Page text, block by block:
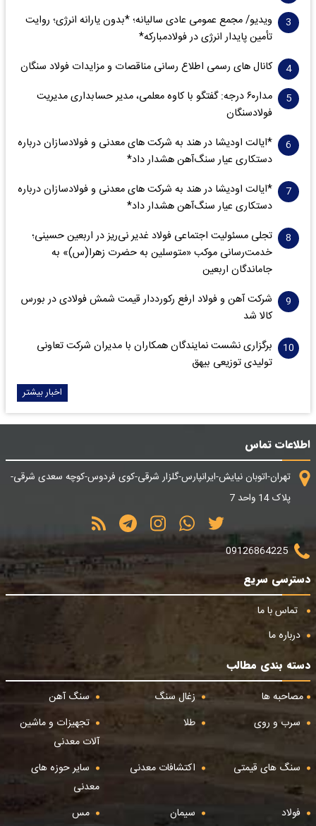
ویدیو/ مجمع عمومی عادی سالیانه؛ *بدون یارانه انرژی؛ روایت
تأمین پایدار انرژی در فولادمبارکه*
کانال های رسمی اطلاع رسانی مناقصات و مزایدات فولاد سنگان
مدار‌۶٠ درجه: گفتگو با کاوه معلمی، مدیر حسابداری مدیریت
فولادسنگان
*ایالت اودیشا در هند به شرکت های معدنی و فولادسازان درباره
دستکاری عیار سنگ‌آهن هشدار داد*
*ایالت اودیشا در هند به شرکت های معدنی و فولادسازان درباره
دستکاری عیار سنگ‌آهن هشدار داد*
تجلی مسئولیت اجتماعی فولاد غدیر نی‌ریز در اربعین حسینی؛
خدمت‌رسانی موکب «متوسلین به حضرت زهرا(س)» به
جاماندگان اربعین
شرکت آهن و فولاد ارفع رکورددار قیمت شمش فولادی در بورس
کالا شد
برگزاری نشست نمایندگان همکاران با مدیران شرکت تعاونی
تولیدی توزیعی بیهق
اخبار بیشتر
اطلاعات تماس
تهران-اتوبان نیایش-ایرانپارس-گلزار شرقی-کوی فردوس-کوچه سعدی شرقی-
پلاک 14 واحد 7
09126864225
دسترسی سریع
تماس با ما
درباره ما
دسته بندی مطالب
مصاحبه ها
زغال سنگ
سنگ آهن
سرب و روی
طلا
تجهیزات و ماشین
آلات معدنی
سنگ های قیمتی
اکتشافات معدنی
سایر حوزه های
معدنی
فولاد
سیمان مس